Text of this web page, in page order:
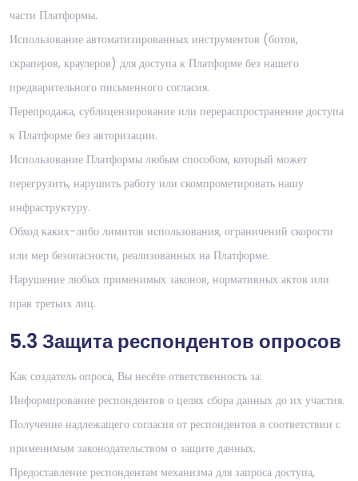
части Платформы.
Использование автоматизированных инструментов (ботов,
скраперов, краулеров) для доступа к Платформе без нашего
предварительного письменного согласия.
Перепродажа, сублицензирование или перераспространение доступа
к Платформе без авторизации.
Использование Платформы любым способом, который может
перегрузить, нарушить работу или скомпрометировать нашу
инфраструктуру.
Обход каких-либо лимитов использования, ограничений скорости
или мер безопасности, реализованных на Платформе.
Нарушение любых применимых законов, нормативных актов или
прав третьих лиц.
5.3 Защита респондентов опросов
Как создатель опроса, Вы несёте ответственность за:
Информирование респондентов о целях сбора данных до их участия.
Получение надлежащего согласия от респондентов в соответствии с
применимым законодательством о защите данных.
Предоставление респондентам механизма для запроса доступа,